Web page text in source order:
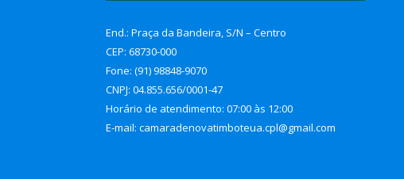
End.: Praça da Bandeira, S/N – Centro
CEP: 68730-000
Fone: (91) 98848-9070
CNPJ: 04.855.656/0001-47
Horário de atendimento: 07:00 às 12:00
E-mail: camaradenovatimboteua.cpl@gmail.com